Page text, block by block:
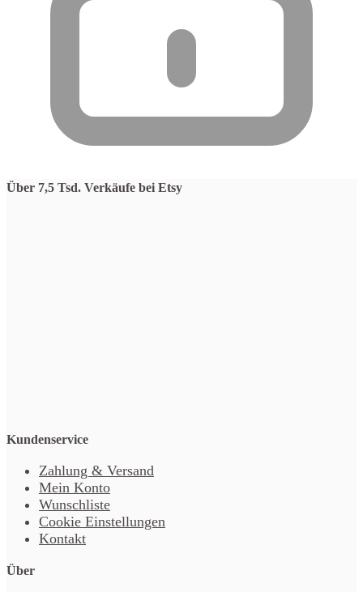
Über 7,5 Tsd. Verkäufe bei Etsy
Kundenservice
Zahlung & Versand
Mein Konto
Wunschliste
Cookie Einstellungen
Kontakt
Über